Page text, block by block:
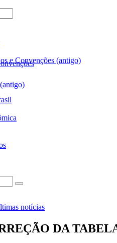
e Convenções (antigo)
notícias
DA